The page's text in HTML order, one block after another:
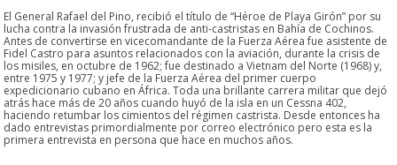
El General Rafael del Pino, recibió el título de “Héroe de Playa Girón” por su
lucha contra la invasión frustrada de anti-castristas en Bahía de Cochinos.
Antes de convertirse en vicecomandante de la Fuerza Aérea fue asistente de
Fidel Castro para asuntos relacionados con la aviación, durante la crisis de
los misiles, en octubre de 1962; fue destinado a Vietnam del Norte (1968) y,
entre 1975 y 1977; y jefe de la Fuerza Aérea del primer cuerpo
expedicionario cubano en África. Toda una brillante carrera militar que dejó
atrás hace más de 20 años cuando huyó de la isla en un Cessna 402,
haciendo retumbar los cimientos del régimen castrista. Desde entonces ha
dado entrevistas primordialmente por correo electrónico pero esta es la
primera entrevista en persona que hace en muchos años.